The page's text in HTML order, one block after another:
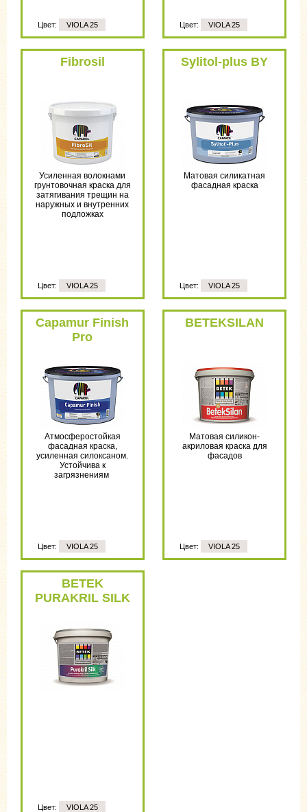
Цвет: VIOLA 25 Цвет: VIOLA 25
Fibrosil
Усиленная волокнами
грунтовочная краска для
затягивания трещин на
наружных и внутренних
подложках
Цвет: VIOLA 25
Sylitol-plus BY
Матовая силикатная
фасадная краска
Цвет: VIOLA 25
Capamur Finish
Pro
Атмосферостойкая
фасадная краска,
усиленная силоксаном.
Устойчива к
загрязнениям
Цвет: VIOLA 25
BETEKSILAN
Матовая силикон-
акриловая краска для
фасадов
Цвет: VIOLA 25
BETEK
PURAKRIL SILK
Цвет: VIOLA 25
Цвет: VIOLA 25